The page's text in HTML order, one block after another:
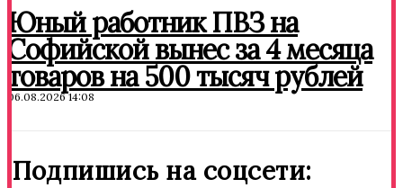
Юный работник ПВЗ на
Софийской вынес за 4 месяца
товаров на 500 тысяч рублей
06.08.2026 14:08
Подпишись на соцсети: